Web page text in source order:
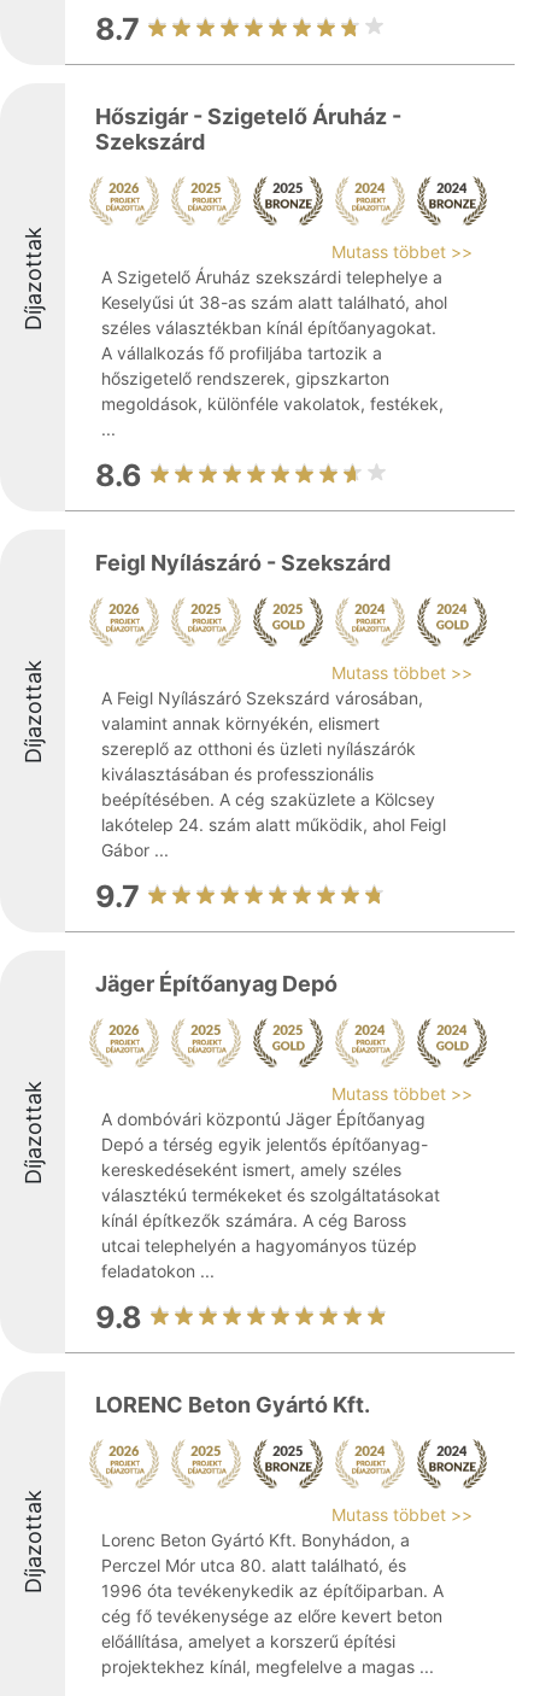
8.7
Díjazottak
Hőszigár - Szigetelő Áruház -
Szekszárd
Mutass többet >>
A Szigetelő Áruház szekszárdi telephelye a
Keselyűsi út 38-as szám alatt található, ahol
széles választékban kínál építőanyagokat.
A vállalkozás fő profiljába tartozik a
hőszigetelő rendszerek, gipszkarton
megoldások, különféle vakolatok, festékek,
...
8.6
Díjazottak
Feigl Nyílászáró - Szekszárd
Mutass többet >>
A Feigl Nyílászáró Szekszárd városában,
valamint annak környékén, elismert
szereplő az otthoni és üzleti nyílászárók
kiválasztásában és professzionális
beépítésében. A cég szaküzlete a Kölcsey
lakótelep 24. szám alatt működik, ahol Feigl
Gábor ...
9.7
Díjazottak
Jäger Építőanyag Depó
Mutass többet >>
A dombóvári központú Jäger Építőanyag
Depó a térség egyik jelentős építőanyag-
kereskedéseként ismert, amely széles
választékú termékeket és szolgáltatásokat
kínál építkezők számára. A cég Baross
utcai telephelyén a hagyományos tüzép
feladatokon ...
9.8
Díjazottak
LORENC Beton Gyártó Kft.
Mutass többet >>
Lorenc Beton Gyártó Kft. Bonyhádon, a
Perczel Mór utca 80. alatt található, és
1996 óta tevékenykedik az építőiparban. A
cég fő tevékenysége az előre kevert beton
előállítása, amelyet a korszerű építési
projektekhez kínál, megfelelve a magas ...